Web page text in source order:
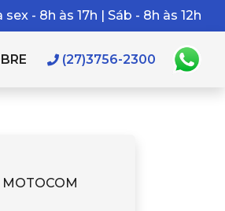
sex - 8h às 17h | Sáb - 8h às 12h
(27)3756-2300